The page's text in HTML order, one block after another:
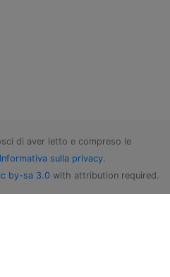
di aver letto e compreso le
Informativa sulla privacy.
by-sa 3.0 with attribution required.